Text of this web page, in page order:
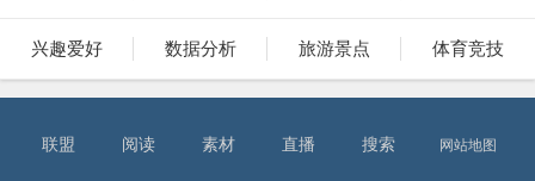
兴趣爱好 数据分析 旅游景点 体育竞技
联盟 阅读 素材 直播 搜索 网站地图